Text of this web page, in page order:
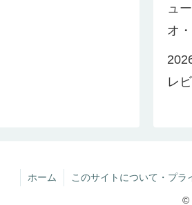
ュ
オ
レ
ホーム このサイトについて・プラ
©